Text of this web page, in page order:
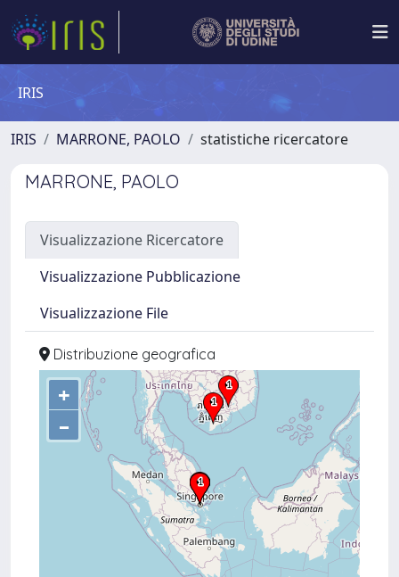
IRIS
IRIS MARRONE, PAOLO statistiche ricercatore
MARRONE, PAOLO
Visualizzazione Ricercatore
Visualizzazione Pubblicazione
Visualizzazione File
Distribuzione geografica
+
–